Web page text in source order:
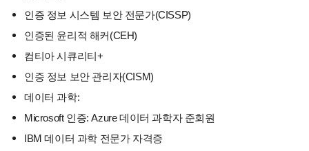
인증 정보 시스템 보안 전문가(CISSP)
인증된 윤리적 해커(CEH)
컴티아 시큐리티+
인증 정보 보안 관리자(CISM)
데이터 과학:
Microsoft 인증: Azure 데이터 과학자 준회원
IBM 데이터 과학 전문가 자격증